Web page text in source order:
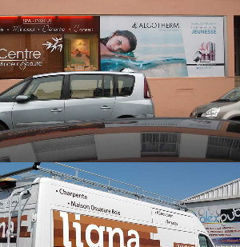
CENTRE MINCEUR BEAUTÉ –
PONTIVY
Signalétique extérieure
LIGNA